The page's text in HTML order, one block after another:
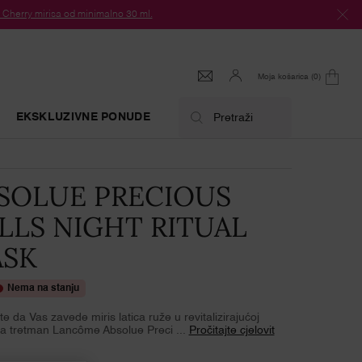
Cherry mirisa od minimalno 30 ml.
Moja košarica 0
0 proizvod
EKSKLUZIVNE PONUDE Pretraži
PRECIOUS
NIGHT RITUAL
Nema na stanju
da Vas zavede miris latica ruže u revitalizirajućoj
tretman Lancôme Absolue Preci ... Pročitajte cjelovit